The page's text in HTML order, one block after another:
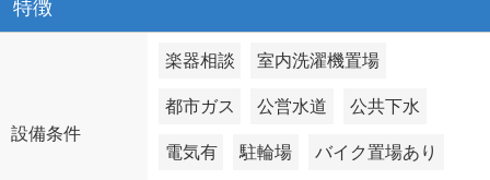
特徴
設備条件
楽器相談 室内洗濯機置場
都市ガス 公営水道 公共下水
電気有 駐輪場 バイク置場あり